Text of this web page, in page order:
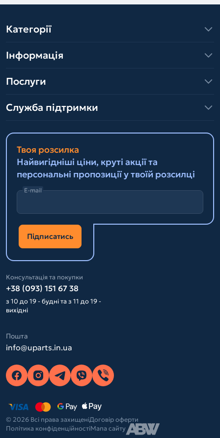
Категорії
Інформація
Послуги
Служба підтримки
Твоя розсилка
Найвигідніші ціни, круті акції та
персональні пропозиції у твоїй розсилці
E-mail
Підписатись
Консультація та покупки
+38 (093) 151 67 38
з 10 до 19 - будні та з 11 до 19 -
вихідні
Пошта
info@uparts.in.ua
© 2026 Всі права захищеніДоговір оферти
Політика конфіденційностіМапа сайту